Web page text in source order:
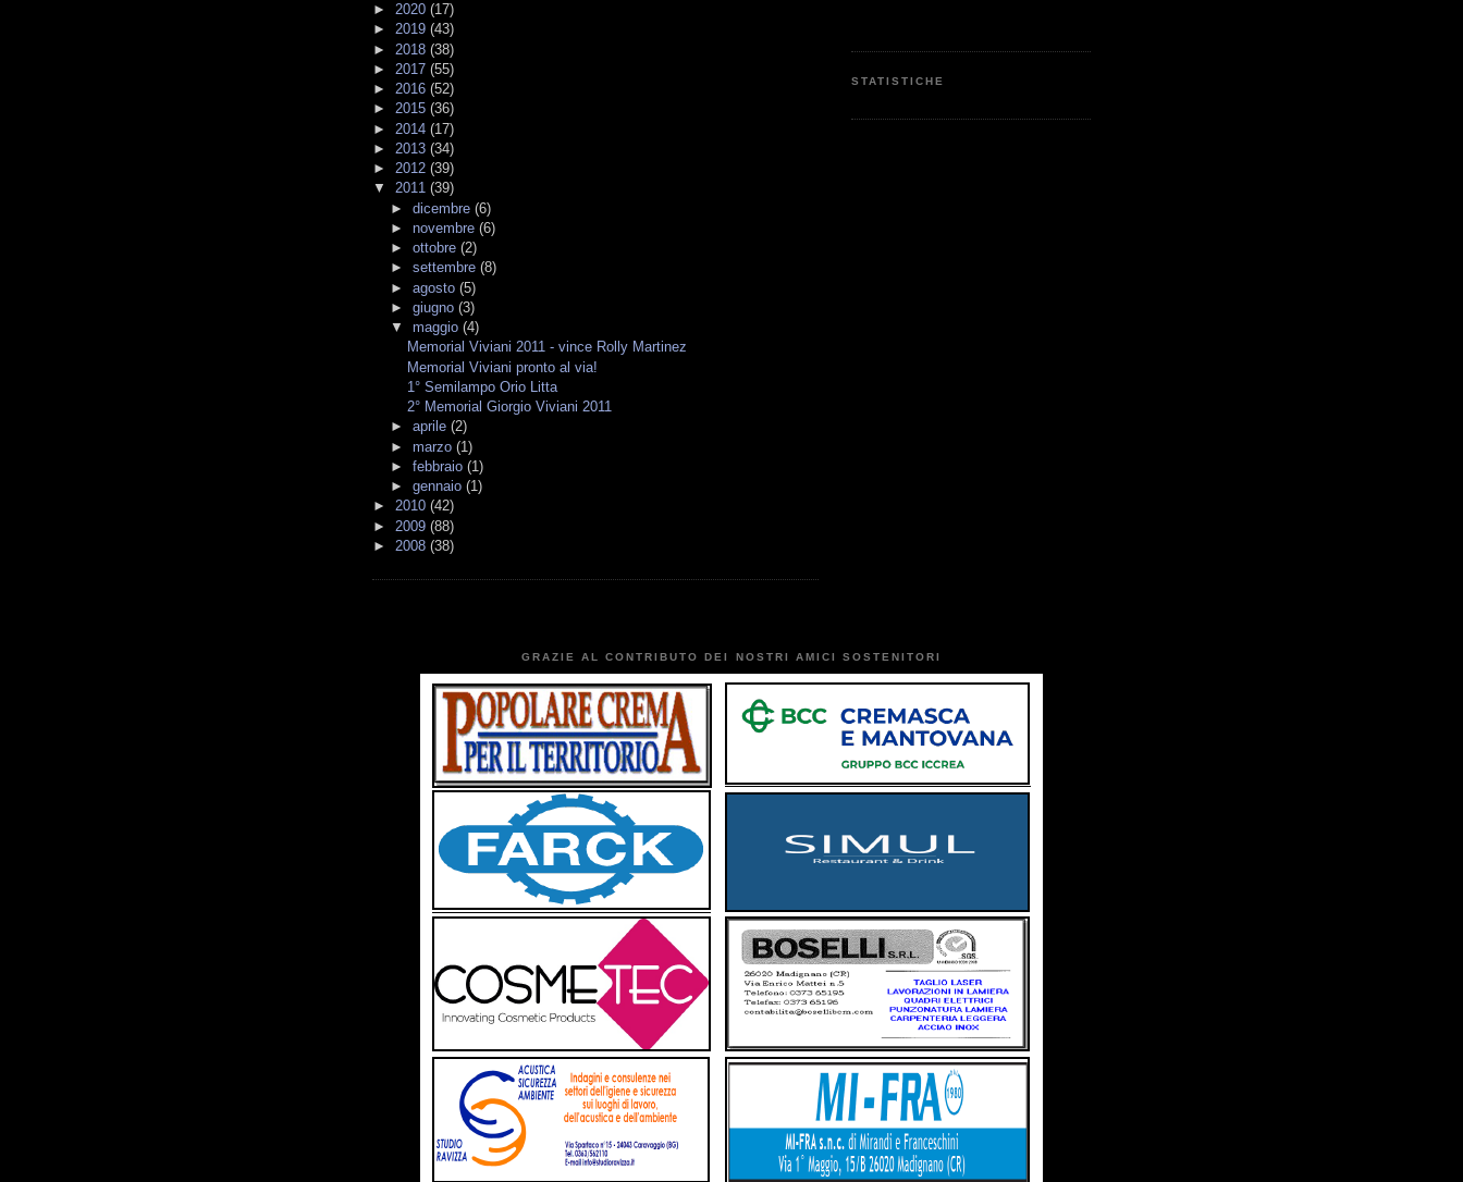
► 2020 (17)
► 2019 (43)
► 2018 (38)
► 2017 (55)
► 2016 (52)
► 2015 (36)
► 2014 (17)
► 2013 (34)
► 2012 (39)
▼ 2011 (39)
► dicembre (6)
► novembre (6)
► ottobre (2)
► settembre (8)
► agosto (5)
► giugno (3)
▼ maggio (4)
Memorial Viviani 2011 - vince Rolly Martinez
Memorial Viviani pronto al via!
1° Semilampo Orio Litta
2° Memorial Giorgio Viviani 2011
► aprile (2)
► marzo (1)
► febbraio (1)
► gennaio (1)
► 2010 (42)
► 2009 (88)
► 2008 (38)
STATISTICHE
GRAZIE AL CONTRIBUTO DEI NOSTRI AMICI SOSTENITORI